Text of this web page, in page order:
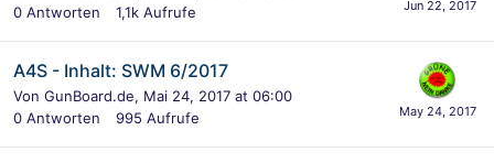
0 Antworten 1,1k Aufrufe
A4S - Inhalt: SWM 6/2017
Von GunBoard.de, Mai 24, 2017 at 06:00
0 Antworten 995 Aufrufe